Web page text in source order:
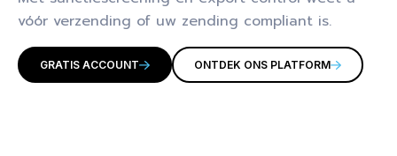
vóór verzending of uw zending compliant is.
GRATIS ACCOUNT ONTDEK ONS PLATFORM